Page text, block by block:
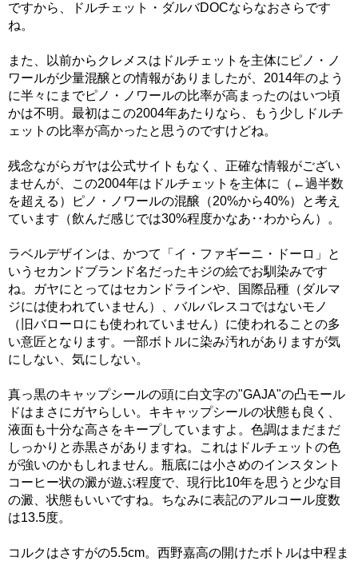
ですから、ドルチェット・ダルバDOCならなおさらです
ね。
また、以前からクレメスはドルチェットを主体にピノ・ノ
ワールが少量混醸との情報がありましたが、2014年のよう
に半々にまでピノ・ノワールの比率が高まったのはいつ頃
かは不明。最初はこの2004年あたりなら、もう少しドルチ
ェットの比率が高かったと思うのですけどね。
残念ながらガヤは公式サイトもなく、正確な情報がござい
ませんが、この2004年はドルチェットを主体に（←過半数
を超える）ピノ・ノワールの混醸（20%から40%）と考え
ています（飲んだ感じでは30%程度かなあ‥わからん）。
ラベルデザインは、かつて「イ・ファギーニ・ドーロ」と
いうセカンドブランド名だったキジの絵でお馴染みです
ね。ガヤにとってはセカンドラインや、国際品種（ダルマ
ジには使われていません）、バルバレスコではないモノ
（旧バローロにも使われていません）に使われることの多
い意匠となります。一部ボトルに染み汚れがありますが気
にしない、気にしない。
真っ黒のキャップシールの頭に白文字の"GAJA"の凸モール
ドはまさにガヤらしい。キキャップシールの状態も良く、
液面も十分な高さをキープしていますよ。色調はまだまだ
しっかりと赤黒さがありますね。これはドルチェットの色
が強いのかもしれません。瓶底には小さめのインスタント
コーヒー状の澱が遊ぶ程度で、現行比10年を思うと少な目
の澱、状態もいいですね。ちなみに表記のアルコール度数
は13.5度。
コルクはさすがの5.5cm。西野嘉高の開けたボトルは中程ま